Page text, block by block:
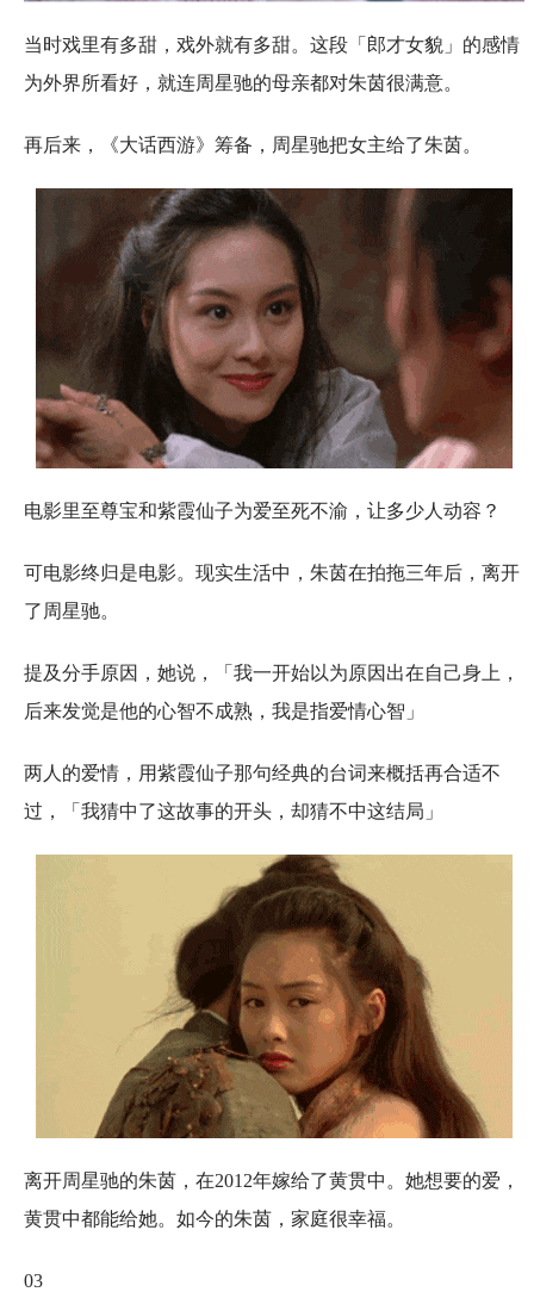
当时戏里有多甜，戏外就有多甜。这段「郎才女貌」的感情
为外界所看好，就连周星驰的母亲都对朱茵很满意。
再后来，《大话西游》筹备，周星驰把女主给了朱茵。
电影里至尊宝和紫霞仙子为爱至死不渝，让多少人动容？
可电影终归是电影。现实生活中，朱茵在拍拖三年后，离开
了周星驰。
提及分手原因，她说，「我一开始以为原因出在自己身上，
后来发觉是他的心智不成熟，我是指爱情心智」
两人的爱情，用紫霞仙子那句经典的台词来概括再合适不
过，「我猜中了这故事的开头，却猜不中这结局」
离开周星驰的朱茵，在2012年嫁给了黄贯中。她想要的爱，
黄贯中都能给她。如今的朱茵，家庭很幸福。
03